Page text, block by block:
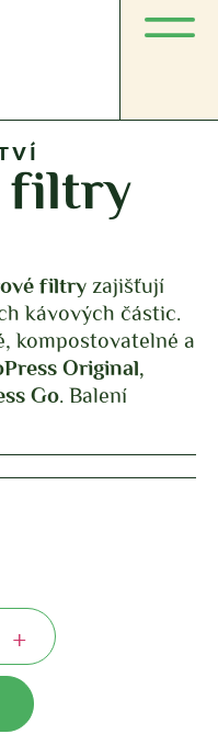
filtry
filtry zajišťují
kávových částic.
kompostovatelné a
Original,
Go. Balení
+